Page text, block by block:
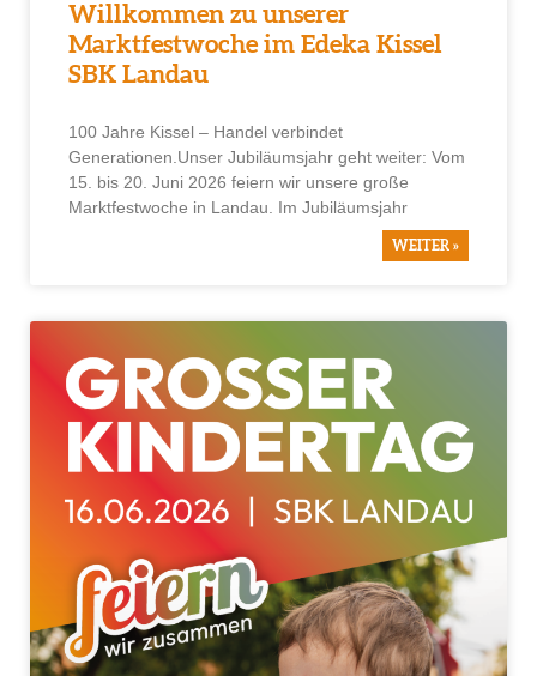
Willkommen zu unserer
Marktfestwoche im Edeka Kissel
SBK Landau
100 Jahre Kissel – Handel verbindet
Generationen.Unser Jubiläumsjahr geht weiter: Vom
15. bis 20. Juni 2026 feiern wir unsere große
Marktfestwoche in Landau. Im Jubiläumsjahr
WEITER »